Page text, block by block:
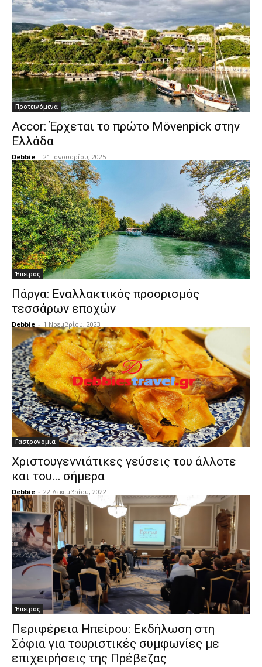
Προτεινόμενα
Accor: Έρχεται το πρώτο Mövenpick στην
Ελλάδα
Debbie - 21 Ιανουαρίου, 2025
Ήπειρος
Πάργα: Εναλλακτικός προορισμός
τεσσάρων εποχών
Debbie - 1 Νοεμβρίου, 2023
Γαστρονομία
Χριστουγεννιάτικες γεύσεις του άλλοτε
και του… σήμερα
Debbie - 22 Δεκεμβρίου, 2022
Ήπειρος
Περιφέρεια Ηπείρου: Εκδήλωση στη
Σόφια για τουριστικές συμφωνίες με
επιχειρήσεις της Πρέβεζας